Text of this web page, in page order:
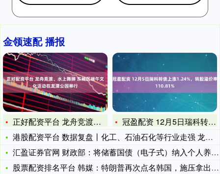
金领速配 播报
正好配资平台 龙舟竞渡、水上舞狮 东城区端午文化活动在龙潭公
冠盈配资 12月5日瑞科转债上涨1.24%，转股溢价率110
港股配资平台 数据复盘丨化工、石油石化等行业走强 龙虎榜机构
汇盈证券官网 财政部：将储蓄国债（电子式）纳入个人养老金产品
股票配资排名平台 韩媒：特朗普再次点名韩国，施压拿出向霍尔木